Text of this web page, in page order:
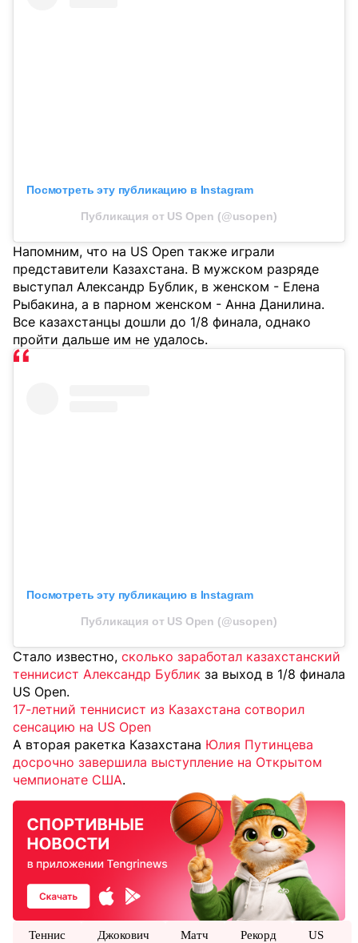
Посмотреть эту публикацию в Instagram
Публикация от US Open (@usopen)
Напомним, что на US Open также играли
представители Казахстана. В мужском разряде
выступал Александр Бублик, в женском - Елена
Рыбакина, а в парном женском - Анна Данилина.
Все казахстанцы дошли до 1/8 финала, однако
пройти дальше им не удалось.
Посмотреть эту публикацию в Instagram
Публикация от US Open (@usopen)
Стало известно, сколько заработал казахстанский
теннисист Александр Бублик за выход в 1/8 финала
US Open.
17-летний теннисист из Казахстана сотворил
сенсацию на US Open
А вторая ракетка Казахстана Юлия Путинцева
досрочно завершила выступление на Открытом
чемпионате США.
Теннис
Джокович
Матч Рекорд
US